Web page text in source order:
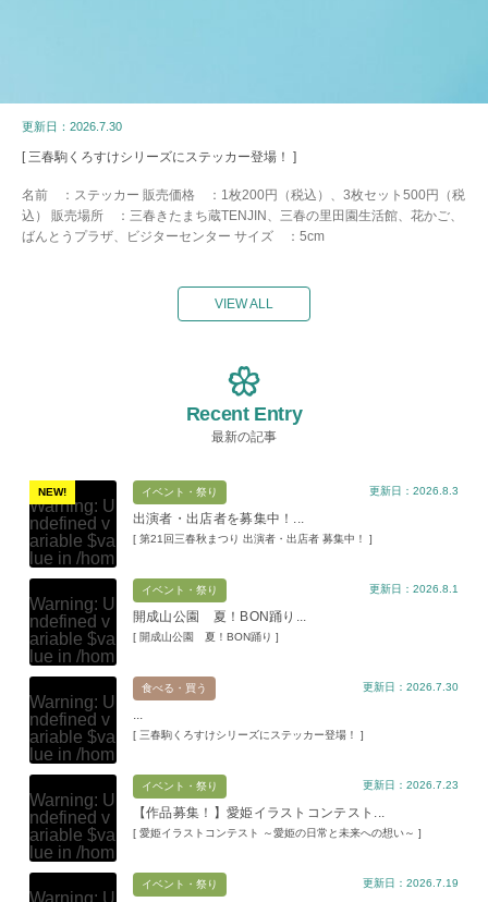
更新日：2026.7.30
[ 三春駒くろすけシリーズにステッカー登場！ ]
名前 ：ステッカー 販売価格 ：1枚200円（税込）、3枚セット500円（税
込） 販売場所 ：三春きたまち蔵TENJIN、三春の里田園生活館、花かご、
ばんとうプラザ、ビジターセンター サイズ ：5cm
VIEW ALL
Recent Entry
最新の記事
NEW!
Warning: U
ndefined v
ariable $va
lue in /hom
e/xs11945
9/miharuko
ma.com/pu
blic_html/w
p-content/t
hemes/mih
aru/index.p
hpon line
109
Warning: A
ttempt to re
"ID" on null
in/home/x
s119459/m
iharukoma.
com/public
_html/wp-c
イベント・祭り
出演者・出店者を募集中！...
[ 第21回三春秋まつり 出演者・出店者 募集中！ ]
更新日：2026.8.3
Warning: U
ndefined v
ariable $va
lue in /hom
e/xs11945
9/miharuko
ma.com/pu
blic_html/w
p-content/t
hemes/mih
aru/index.p
hpon line
109
Warning: A
ttempt to re
イベント・祭り
開成山公園 夏！BON踊り...
[ 開成山公園 夏！BON踊り ]
更新日：2026.8.1
Warning: U
ndefined v
ariable $va
lue in /hom
e/xs11945
9/miharuko
ma.com/pu
blic_html/w
p-content/t
hemes/mih
aru/index.p
hpon line
食べる・買う
[ 三春駒くろすけシリーズにステッカー登場！ ]
更新日：2026.7.30
Warning: U
ndefined v
ariable $va
lue in /hom
e/xs11945
9/miharuko
イベント・祭り
【作品募集！】愛姫イラストコンテスト...
[ 愛姫イラストコンテスト ～愛姫の日常と未来への想い～ ]
更新日：2026.7.23
Warning: U
イベント・祭り 更新日：2026.7.19